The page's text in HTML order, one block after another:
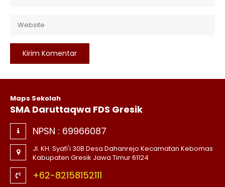
Maps Sekolah
SMA Daruttaqwa FDS Gresik
NPSN : 69966087
Jl. KH. Syafi'i 30B Desa Dahanrejo Kecamatan Kebomas
Kabupaten Gresik Jawa Timur 61124
+62-82158152111